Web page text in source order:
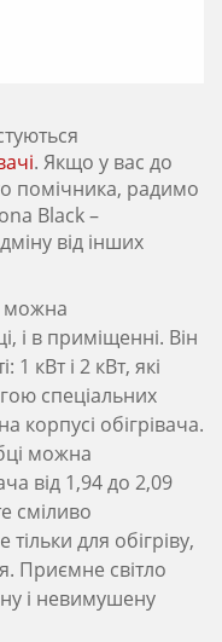
. Якщо у вас до
помічника, радимо
Black –
від інших
можна
і в приміщенні. Він
кВт і 2 кВт, які
спеціальних
корпусі обігрівача.
можна
від 1,94 до 2,09
сміливо
для обігріву,
Приємне світло
і невимушену